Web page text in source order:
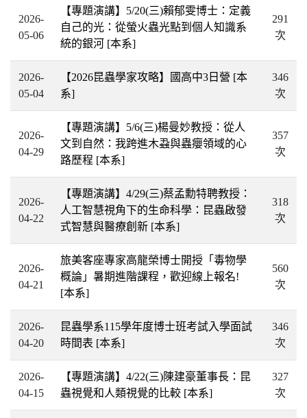
2026-
05-06
【專題演講】5/20(三)賴郁雯博士：定義
自己的光：從螢火蟲光點到個人知識系
統的銀河 [本系]
291
次
2026-
05-04
【2026昆蟲學家攻略】國高中3日營 [本
系]
346
次
2026-
04-29
【專題演講】5/6(三)楊曼妙教授：從人
文到自然：我跨進木蝨與蟲癭領域的心
路歷程 [本系]
357
次
2026-
04-22
【專題演講】4/29(三)蔡孟勳特聘教授：
人工智慧視角下的生命科學：昆蟲啟發
式智慧與醫療創新 [本系]
318
次
2026-
04-21
旅美客座專家高龍榮博士開授「毒物學
概論」暑期進階課程，歡迎線上報名!
[本系]
560
次
2026-
04-20
昆蟲學系115學年度博士班考試入學面試
時間表 [本系]
346
次
2026-
04-15
【專題演講】4/22(三)陳建豪董事長：昆
蟲視覺和人類視覺的比較 [本系]
327
次